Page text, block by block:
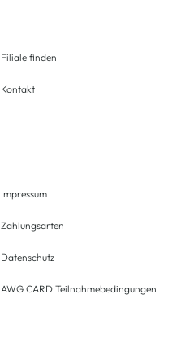
Filiale finden
Kontakt
Impressum
Zahlungsarten
Datenschutz
AWG CARD Teilnahmebedingungen